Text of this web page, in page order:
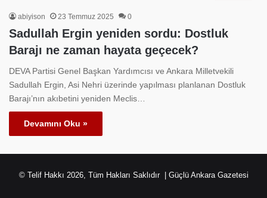
abiyison 23 Temmuz 2025 0
Sadullah Ergin yeniden sordu: Dostluk
Barajı ne zaman hayata geçecek?
DEVA Partisi Genel Başkan Yardımcısı ve Ankara Milletvekili
Sadullah Ergin, Asi Nehri üzerinde yapılması planlanan Dostluk
Barajı’nın akıbetini yeniden Meclis…
Devamını Oku »
© Telif Hakkı 2026, Tüm Hakları Saklıdır | Güçlü Ankara Gazetesi